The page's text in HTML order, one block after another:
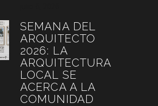
SEMANA DEL
ARQUITECTO
2026: LA
ARQUITECTURA
LOCAL SE
ACERCA A LA
COMUNIDAD